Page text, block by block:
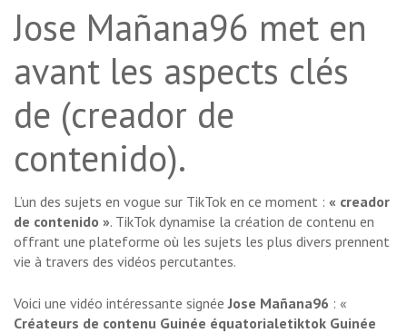
Jose Mañana96 met en
avant les aspects clés
de (creador de
contenido).
L’un des sujets en vogue sur TikTok en ce moment : « creador
de contenido ». TikTok dynamise la création de contenu en
offrant une plateforme où les sujets les plus divers prennent
vie à travers des vidéos percutantes.
Voici une vidéo intéressante signéeJose Mañana96 : «
Créateurs de contenu Guinée équatorialetiktok Guinée